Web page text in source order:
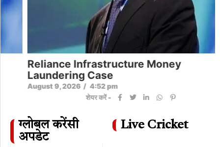
Reliance Infrastructure Money
Laundering Case
August 9, 2026 / 4:52 pm
शेयर करें -
ग्लोबल करेंसी
अपडेट
Live Cricket